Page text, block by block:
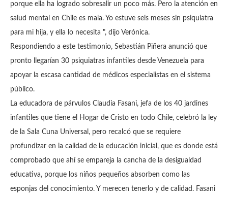
porque ella ha logrado sobresalir un poco más. Pero la atención en
salud mental en Chile es mala. Yo estuve seis meses sin psiquiatra
para mi hija, y ella lo necesita ", dijo Verónica.
Respondiendo a este testimonio, Sebastián Piñera anunció que
pronto llegarían 30 psiquiatras infantiles desde Venezuela para
apoyar la escasa cantidad de médicos especialistas en el sistema
público.
La educadora de párvulos Claudia Fasani, jefa de los 40 jardines
infantiles que tiene el Hogar de Cristo en todo Chile, celebró la ley
de la Sala Cuna Universal, pero recalcó que se requiere
profundizar en la calidad de la educación inicial, que es donde está
comprobado que ahí se empareja la cancha de la desigualdad
educativa, porque los niños pequeños absorben como las
esponjas del conocimiento. Y merecen tenerlo y de calidad. Fasani